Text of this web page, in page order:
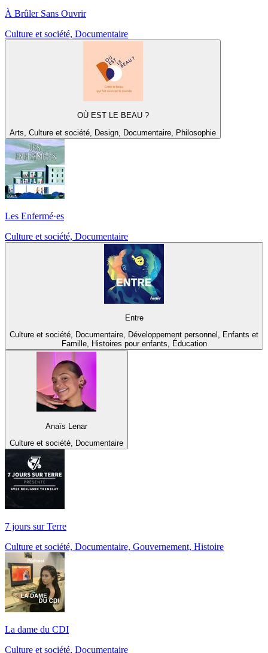
À Brûler Sans Ouvrir
Culture et société, Documentaire
OÙ EST LE BEAU ?
Arts, Culture et société, Design, Documentaire, Philosophie
Les Enfermé·es
Culture et société, Documentaire
Entre
Culture et société, Documentaire, Développement personnel, Enfants et
Famille, Histoires pour enfants, Éducation
Anaïs Lenar
Culture et société, Documentaire
7 jours sur Terre
Culture et société, Documentaire, Gouvernement, Histoire
La dame du CDI
Culture et société, Documentaire